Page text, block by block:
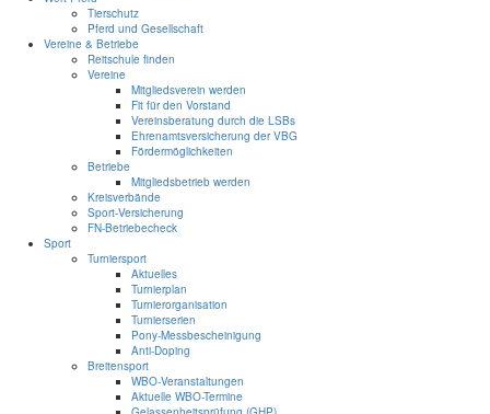
Tierschutz
Pferd und Gesellschaft
Vereine & Betriebe
Reitschule finden
Vereine
Mitgliedsverein werden
Fit für den Vorstand
Vereinsberatung durch die LSBs
Ehrenamtsversicherung der VBG
Fördermöglichkeiten
Betriebe
Mitgliedsbetrieb werden
Kreisverbände
Sport-Versicherung
FN-Betriebecheck
Sport
Turniersport
Aktuelles
Turnierplan
Turnierorganisation
Turnierserien
Pony-Messbescheinigung
Anti-Doping
Breitensport
WBO-Veranstaltungen
Aktuelle WBO-Termine